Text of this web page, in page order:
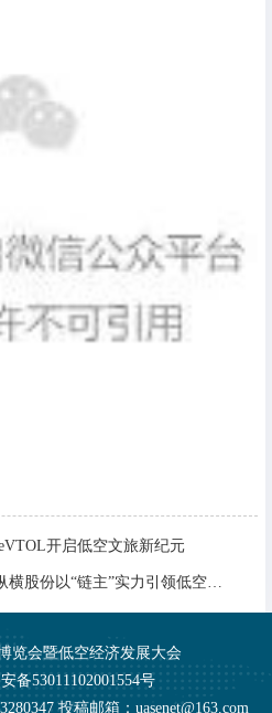
开启低空文旅新纪元
锚定产业黄金周期，纵横股份以“链主”实力引领低空经济发展
览会暨低空经济发展大会
备53011102001554号
投稿邮箱：uasenet@163.com